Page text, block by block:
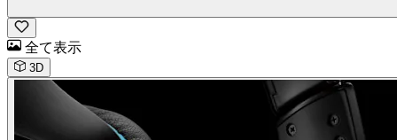
全て表示
3D